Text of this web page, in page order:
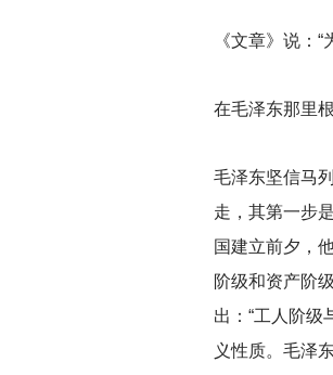
《文章》说：
在毛泽东那里
毛泽东坚信马
走，其第一步
国建立前夕，
阶级和资产阶
出：“工人阶
义性质。毛泽